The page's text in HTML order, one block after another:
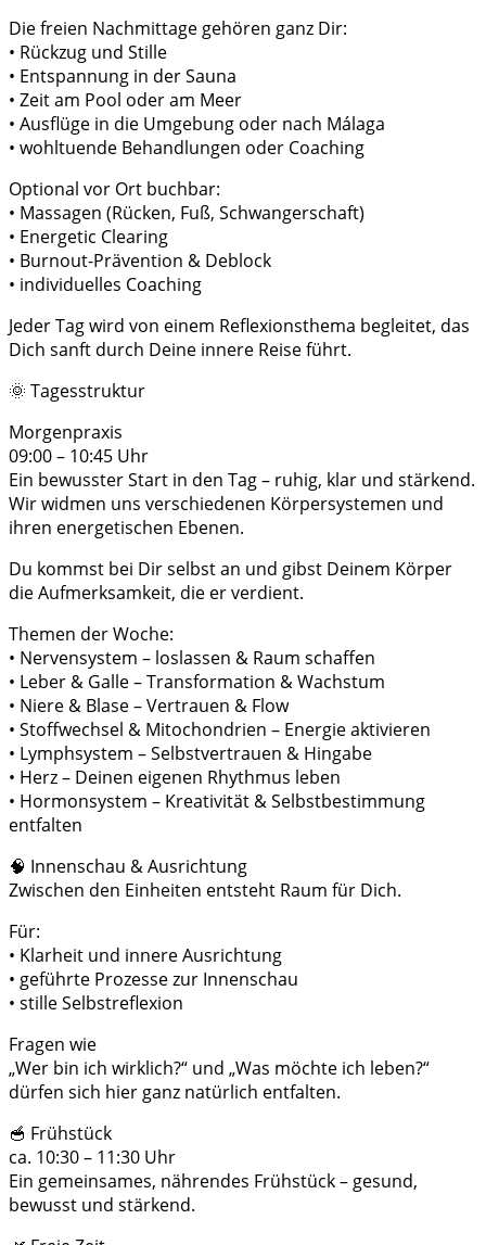
Die freien Nachmittage gehören ganz Dir:
• Rückzug und Stille
• Entspannung in der Sauna
• Zeit am Pool oder am Meer
• Ausflüge in die Umgebung oder nach Málaga
• wohltuende Behandlungen oder Coaching
Optional vor Ort buchbar:
• Massagen (Rücken, Fuß, Schwangerschaft)
• Energetic Clearing
• Burnout-Prävention & Deblock
• individuelles Coaching
Jeder Tag wird von einem Reflexionsthema begleitet, das
Dich sanft durch Deine innere Reise führt.
🌞 Tagesstruktur
Morgenpraxis
09:00 – 10:45 Uhr
Ein bewusster Start in den Tag – ruhig, klar und stärkend.
Wir widmen uns verschiedenen Körpersystemen und
ihren energetischen Ebenen.
Du kommst bei Dir selbst an und gibst Deinem Körper
die Aufmerksamkeit, die er verdient.
Themen der Woche:
• Nervensystem – loslassen & Raum schaffen
• Leber & Galle – Transformation & Wachstum
• Niere & Blase – Vertrauen & Flow
• Stoffwechsel & Mitochondrien – Energie aktivieren
• Lymphsystem – Selbstvertrauen & Hingabe
• Herz – Deinen eigenen Rhythmus leben
• Hormonsystem – Kreativität & Selbstbestimmung
entfalten
🧠 Innenschau & Ausrichtung
Zwischen den Einheiten entsteht Raum für Dich.
Für:
• Klarheit und innere Ausrichtung
• geführte Prozesse zur Innenschau
• stille Selbstreflexion
Fragen wie
„Wer bin ich wirklich?“ und „Was möchte ich leben?“
dürfen sich hier ganz natürlich entfalten.
🥣 Frühstück
ca. 10:30 – 11:30 Uhr
Ein gemeinsames, nährendes Frühstück – gesund,
bewusst und stärkend.